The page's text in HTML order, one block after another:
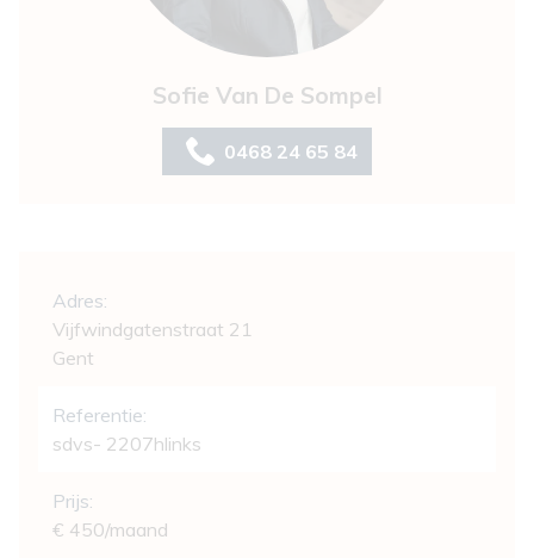
Sofie Van De Sompel
0468 24 65 84
Adres:
Vijfwindgatenstraat 21
Gent
Referentie:
sdvs- 2207hlinks
Prijs:
€ 450/maand